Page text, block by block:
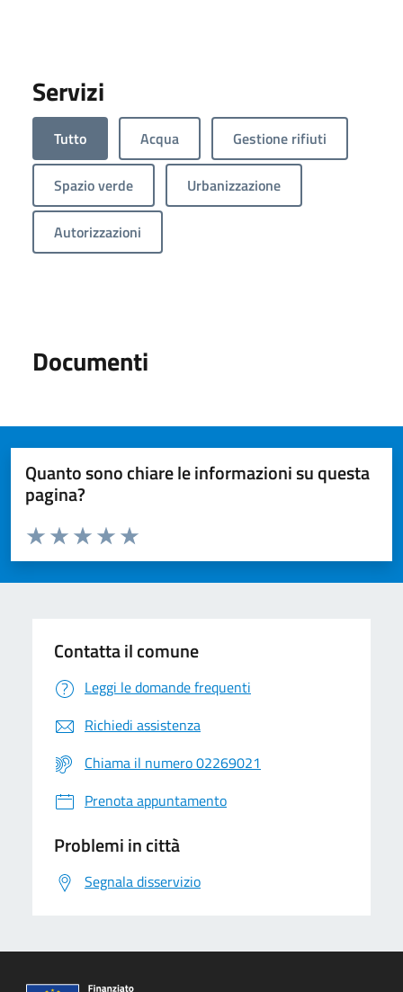
Servizi
Tutto Acqua Gestione rifiuti
Spazio verde Urbanizzazione
Autorizzazioni
Documenti
Quanto sono chiare le informazioni su questa
pagina?
Valuta da 1 a 5 stelle la pagina
Valuta 5 stelle su 5
Valuta 4 stelle su 5
Valuta 3 stelle su 5
Valuta 2 stelle su 5
Valuta 1 stelle su 5
Contatta il comune
Leggi le domande frequenti
Richiedi assistenza
Chiama il numero 02269021
Prenota appuntamento
Problemi in città
Segnala disservizio